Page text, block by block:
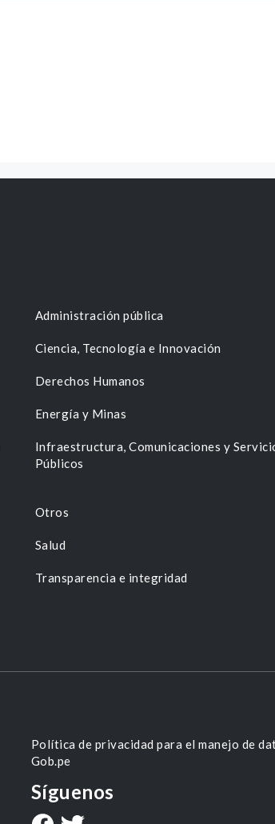
Administración pública
Ciencia, Tecnología e Innovación
Derechos Humanos
Energía y Minas
Infraestructura, Comunicaciones y
Públicos
Otros
Salud
Transparencia e integridad
Política de privacidad para el manejo de
Gob.pe
Síguenos